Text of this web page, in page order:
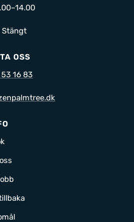
Stängt
OSS
16 83